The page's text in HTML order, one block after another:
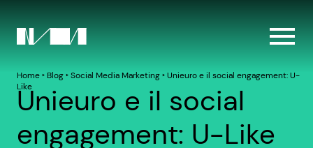
Home‣ Blog‣Social Media Marketing‣Unieuro e il social engagement: U-
Like
Unieuro e il social
engagement: U-Like